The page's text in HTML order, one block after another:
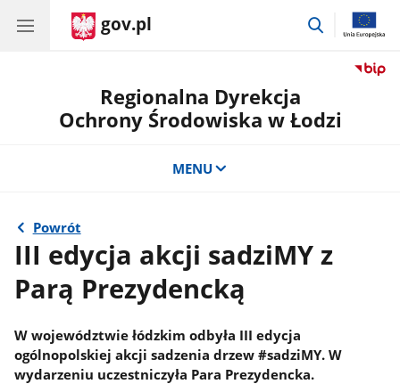
gov.pl
przejdź
Regionalna Dyrekcja
Ochrony Środowiska w Łodzi
MENU
Powrót
III edycja akcji sadziMY z
Parą Prezydencką
W województwie łódzkim odbyła III edycja
ogólnopolskiej akcji sadzenia drzew #sadziMY. W
wydarzeniu uczestniczyła Para Prezydencka.